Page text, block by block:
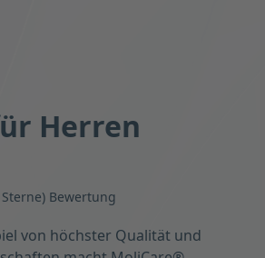
Herren
Sterne) Bewertung
von höchster Qualität und